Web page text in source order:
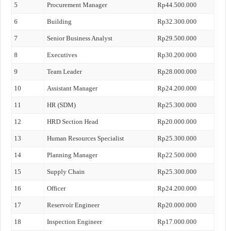
5 Procurement Manager Rp44.500.000
6 Building Rp32.300.000
7 Senior Business Analyst Rp29.500.000
8 Executives Rp30.200.000
9 Team Leader Rp28.000.000
10 Assistant Manager Rp24.200.000
11 HR (SDM) Rp25.300.000
12 HRD Section Head Rp20.000.000
13 Human Resources Specialist Rp25.300.000
14 Planning Manager Rp22.500.000
15 Supply Chain Rp25.300.000
16 Officer Rp24.200.000
17 Reservoir Engineer Rp20.000.000
18 Inspection Engineer Rp17.000.000